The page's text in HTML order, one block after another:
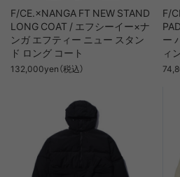
F/CE.×NANGA FT NEW STAND
LONG COAT / エフシーイー×ナ
ンガ エフティー ニュー スタン
ド ロング コート
132,000yen（税込）
F/
ー
ィ